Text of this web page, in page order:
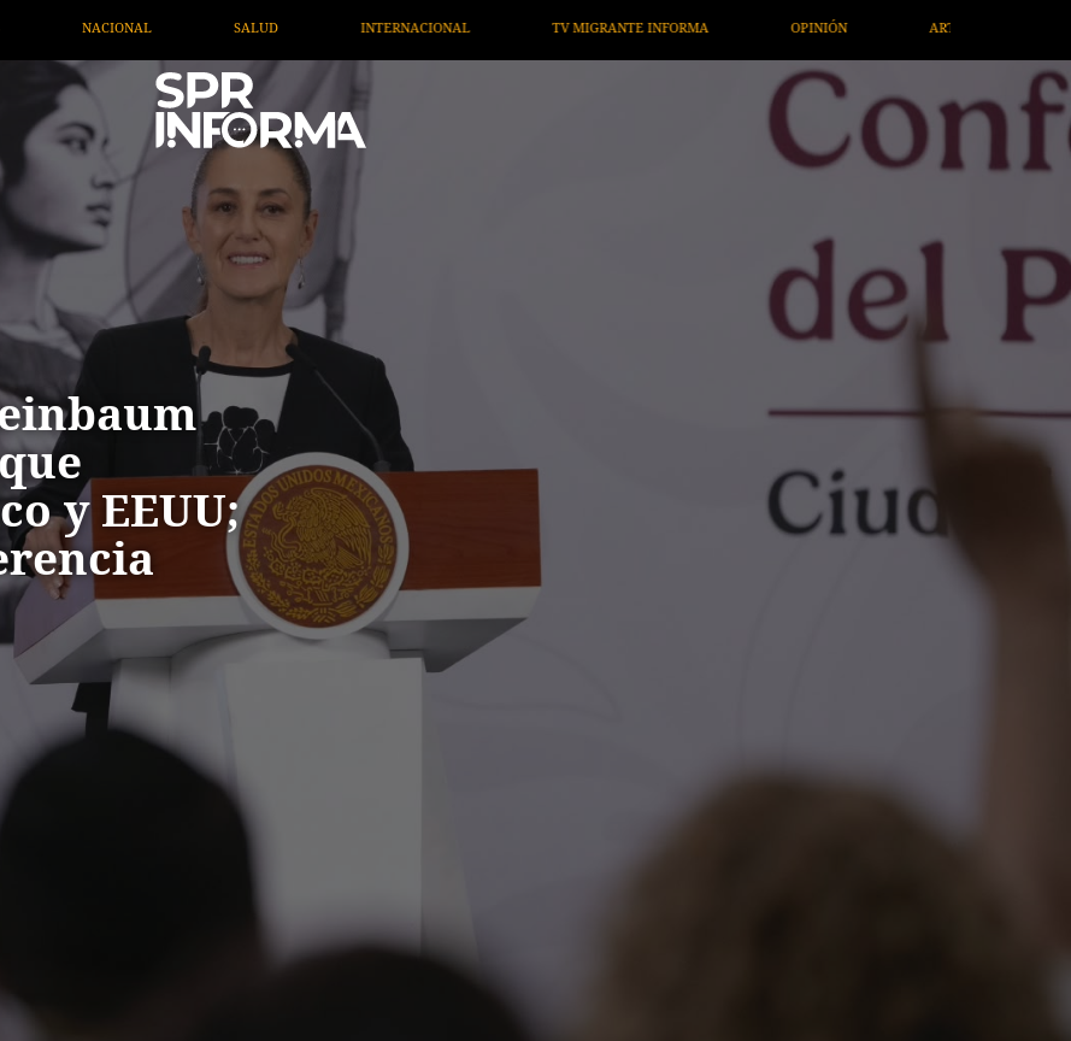
INTERNACIONAL TV MIGRANTE INFORMA OPINIÓN ARTÍCULOS ARTE / ENTRETENIMIENTO
y EEUU;